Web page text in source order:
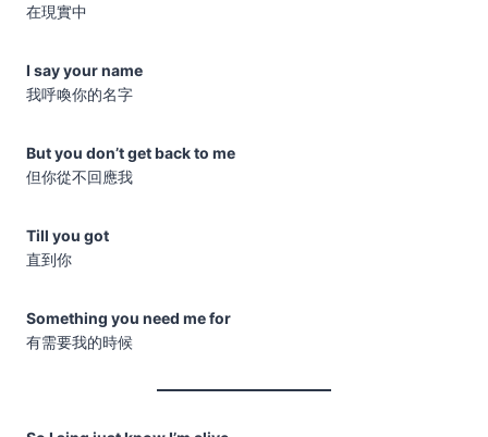
在現實中
I say your name
我呼喚你的名字
But you don’t get back to me
但你從不回應我
Till you got
直到你
Something you need me for
有需要我的時候